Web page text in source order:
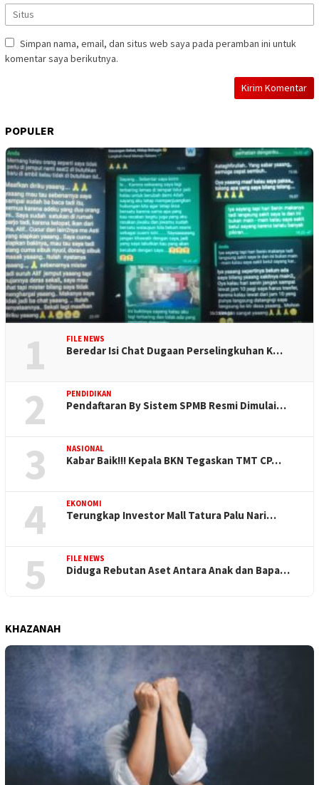
Simpan nama, email, dan situs web saya pada peramban ini untuk
komentar saya berikutnya.
POPULER
1 FILE NEWS
Beredar Isi Chat Dugaan Perselingkuhan K…
2 PENDIDIKAN
Pendaftaran By Sistem SPMB Resmi Dimulai…
3 NASIONAL
Kabar Baik!!! Kepala BKN Tegaskan TMT CP…
4 EKONOMI
Terungkap Investor Mall Tatura Palu Nari…
5 FILE NEWS
Diduga Rebutan Aset Antara Anak dan Bapa…
KHAZANAH